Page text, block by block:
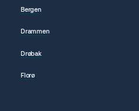
Bergen
Drammen
Drøbak
Florø